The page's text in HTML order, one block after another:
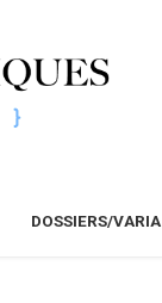
DOSSIERS/VARIA